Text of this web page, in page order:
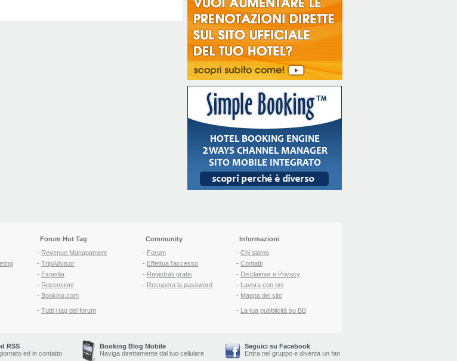
Forum Hot Tag
- Revenue Managament
- TripAdvisor
- Expedia
- Recensioni
- Booking.com
- Tutti i tag del forum
Community
- Forum
- Effettua l'accesso
- Registrati gratis
- Recupera la password
Informazioni
- Chi siamo
- Contatti
- Disclaimer e Privacy
- Lavora con noi
- Mappa del sito
- La tua pubblicità su BB
RSS
ed in contatto
Booking Blog Mobile
Naviga direttamente dal tuo cellulare
Seguici su Facebook
Entra nel gruppo e diventa un fan